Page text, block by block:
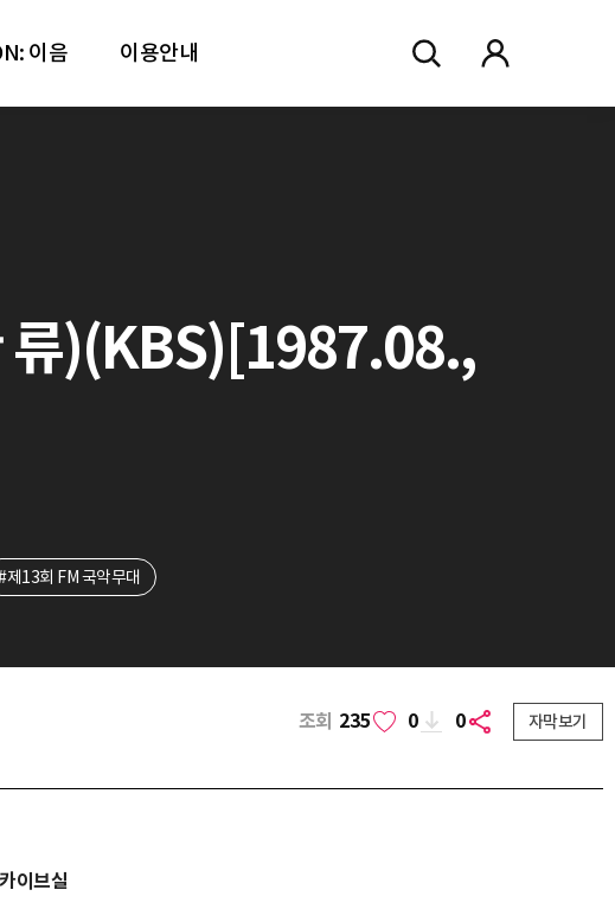
이음 이용안내
류)(KBS)[1987.08.,
제13회 FM 국악무대
조회 235 0 0 자막보기
이브실